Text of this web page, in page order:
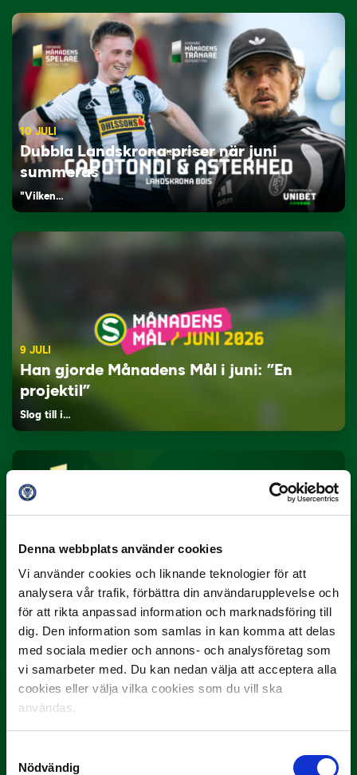
Denna webbplats använder cookies
Vi använder cookies och liknande teknologier för att
analysera vår trafik, förbättra din användarupplevelse och
för att rikta anpassad information och marknadsföring till
dig. Den information som samlas in kan komma att delas
med sociala medier och annons- och analysföretag som
vi samarbeter med. Du kan nedan välja att acceptera alla
cookies eller välja vilka cookies som du vill ska
användas.
Nödvändig
10 JULI
Dubbla Landskrona-priser när juni
summeras
"Vilken…
9 JULI
Han gjorde Månadens Mål i juni: ”En
projektil”
Slog till i…
3 JULI
Rösta på Månadens Spelare i juni
Yttrar gör…